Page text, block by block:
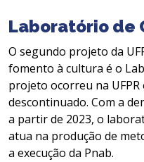
Laboratório de
O segundo projeto da
fomento à cultura é o
projeto ocorreu na
descontinuado. Com a
a partir de 2023, o
atua na produção de
a execução da Pnab.